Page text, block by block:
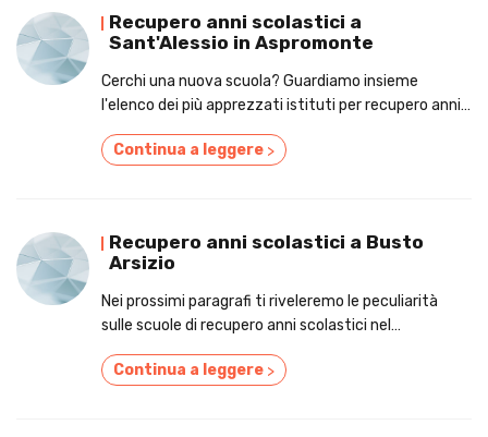
Recupero anni scolastici a
Sant'Alessio in Aspromonte
Cerchi una nuova scuola? Guardiamo insieme
l'elenco dei più apprezzati istituti per recupero anni
Continua a leggere >
Recupero anni scolastici a Busto
Arsizio
Nei prossimi paragrafi ti riveleremo le peculiarità
sulle scuole di recupero anni scolastici nel
Continua a leggere >